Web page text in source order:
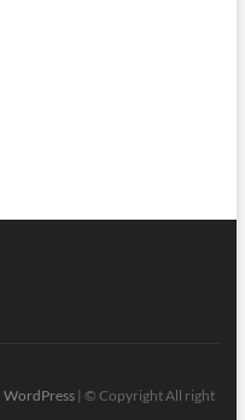
WordPress| © Copyright All right